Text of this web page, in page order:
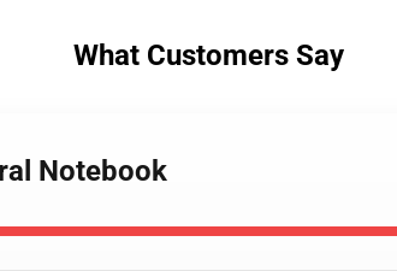
What Customers Say
Notebook